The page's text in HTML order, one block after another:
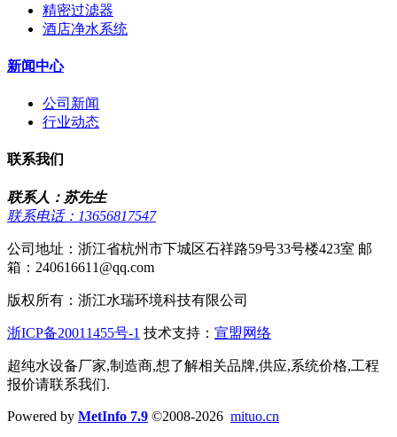
精密过滤器
酒店净水系统
新闻中心
公司新闻
行业动态
联系我们
联系人：苏先生
联系电话：13656817547
公司地址：浙江省杭州市下城区石祥路59号33号楼423室 邮
箱：240616611@qq.com
版权所有：浙江水瑞环境科技有限公司
浙ICP备20011455号-1 技术支持： 宣盟网络
超纯水设备厂家,制造商,想了解相关品牌,供应,系统价格,工程
报价请联系我们.
Powered by MetInfo 7.9 ©2008-2026 mituo.cn